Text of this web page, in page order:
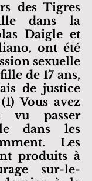
des Tigres
dans la
Daigle et
ont été
sexuelle
de 17 ans,
de justice
Vous avez
vu passer
dans les
Les
produits à
sur-le-